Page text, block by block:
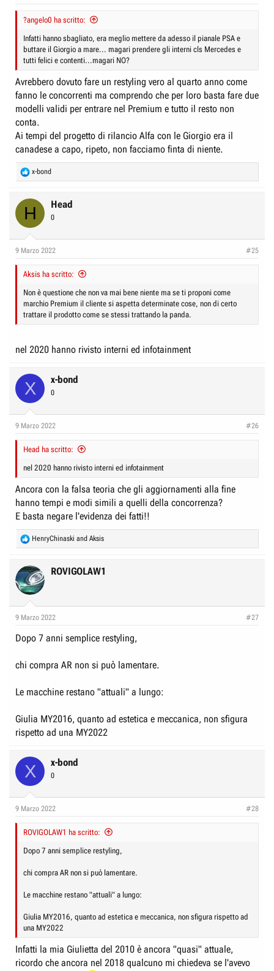
?angelo0 ha scritto:
Infatti hanno sbagliato, era meglio mettere da adesso il pianale PSA e
buttare il Giorgio a mare... magari prendere gli interni cls Mercedes e
tutti felici e contenti...magari NO?
Avrebbero dovuto fare un restyling vero al quarto anno come
fanno le concorrenti ma comprendo che per loro basta fare due
modelli validi per entrare nel Premium e tutto il resto non
conta.
Ai tempi del progetto di rilancio Alfa con le Giorgio era il
canadese a capo, ripeto, non facciamo finta di niente.
R
e
t
s
x-bond
H Head
0
9 Marzo 2022 #25
Aksis ha scritto:
Non è questione che non va mai bene niente ma se ti proponi come
marchio Premium il cliente si aspetta determinate cose, non di certo
trattare il prodotto come se stessi trattando la panda.
nel 2020 hanno rivisto interni ed infotainment
X x-bond
0
9 Marzo 2022 #26
Head ha scritto:
nel 2020 hanno rivisto interni ed infotainment
Ancora con la falsa teoria che gli aggiornamenti alla fine
hanno tempi e modi simili a quelli della concorrenza?
E basta negare l'evidenza dei fatti!!
R
e
c
t
i
s
HenryChinaski and Aksis
ROVIGOLAW1
9 Marzo 2022 #27
Dopo 7 anni semplice restyling,
chi compra AR non si può lamentare.
Le macchine restano "attuali" a lungo:
Giulia MY2016, quanto ad estetica e meccanica, non sfigura
rispetto ad una MY2022
X x-bond
0
9 Marzo 2022 #28
ROVIGOLAW1 ha scritto:
Dopo 7 anni semplice restyling,
chi compra AR non si può lamentare.
Le macchine restano "attuali" a lungo:
Giulia MY2016, quanto ad estetica e meccanica, non sfigura rispetto ad
una MY2022
Infatti la mia Giulietta del 2010 è ancora "quasi" attuale,
ricordo che ancora nel 2018 qualcuno mi chiedeva se l'avevo